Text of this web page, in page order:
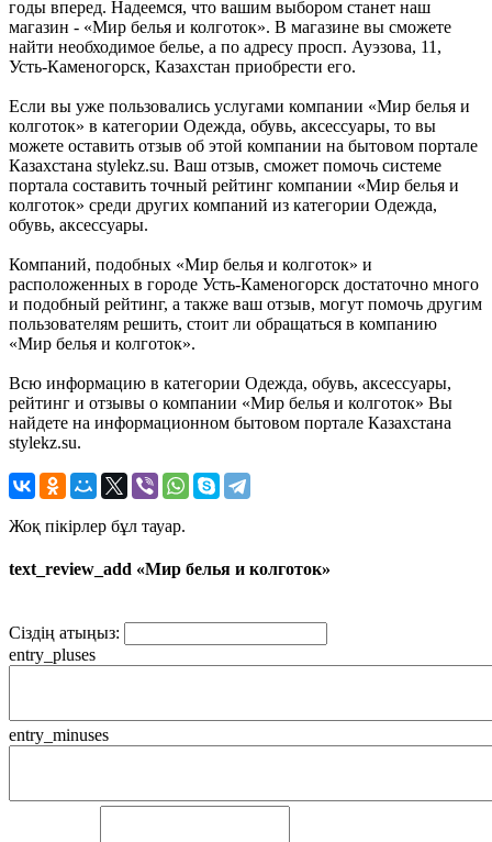
годы вперед. Надеемся, что вашим выбором станет наш
магазин - «Мир белья и колготок». В магазине вы сможете
найти необходимое белье, а по адресу просп. Ауэзова, 11,
Усть-Каменогорск, Казахстан приобрести его.
Если вы уже пользовались услугами компании «Мир белья и
колготок» в категории Одежда, обувь, аксессуары, то вы
можете оставить отзыв об этой компании на бытовом портале
Казахстана stylekz.su. Ваш отзыв, сможет помочь системе
портала составить точный рейтинг компании «Мир белья и
колготок» среди других компаний из категории Одежда,
обувь, аксессуары.
Компаний, подобных «Мир белья и колготок» и
расположенных в городе Усть-Каменогорск достаточно много
и подобный рейтинг, а также ваш отзыв, могут помочь другим
пользователям решить, стоит ли обращаться в компанию
«Мир белья и колготок».
Всю информацию в категории Одежда, обувь, аксессуары,
рейтинг и отзывы о компании «Мир белья и колготок» Вы
найдете на информационном бытовом портале Казахстана
stylekz.su.
Жоқ пікірлер бұл тауар.
text_review_add «Мир белья и колготок»
Сіздің атыңыз:
entry_pluses
entry_minuses